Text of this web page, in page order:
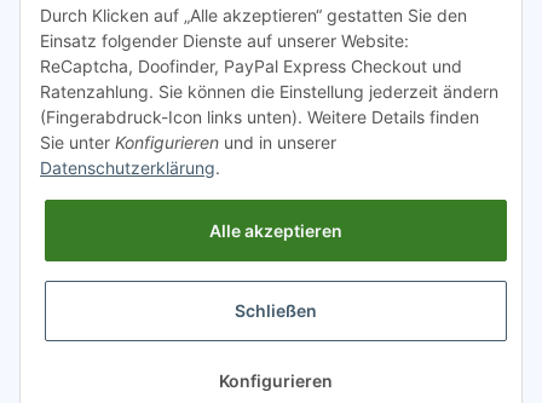
Abonnieren
Spamschutz aktiv
Gesetzliche Informationen
* Alle Preise inkl. gesetzlicher USt.
Durch Klicken auf „Alle akzeptieren“ gestatten Sie den
Einsatz folgender Dienste auf unserer Website:
ReCaptcha, Doofinder, PayPal Express Checkout und
Ratenzahlung. Sie können die Einstellung jederzeit ändern
(Fingerabdruck-Icon links unten). Weitere Details finden
Sie unter Konfigurieren und in unserer
Datenschutzerklärung.
Alle akzeptieren
Schließen
Konfigurieren